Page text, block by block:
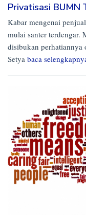
Privatisasi BUMN
Kabar mengenai
mulai santer terdengar.
disibukan perhatiannya
Setya baca